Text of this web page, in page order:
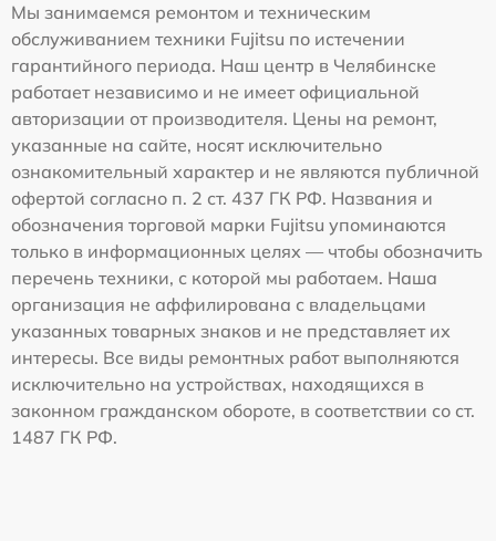
Мы занимаемся ремонтом и техническим
обслуживанием техники Fujitsu по истечении
гарантийного периода. Наш центр в Челябинске
работает независимо и не имеет официальной
авторизации от производителя. Цены на ремонт,
указанные на сайте, носят исключительно
ознакомительный характер и не являются публичной
офертой согласно п. 2 ст. 437 ГК РФ. Названия и
обозначения торговой марки Fujitsu упоминаются
только в информационных целях — чтобы обозначить
перечень техники, с которой мы работаем. Наша
организация не аффилирована с владельцами
указанных товарных знаков и не представляет их
интересы. Все виды ремонтных работ выполняются
исключительно на устройствах, находящихся в
законном гражданском обороте, в соответствии со ст.
1487 ГК РФ.